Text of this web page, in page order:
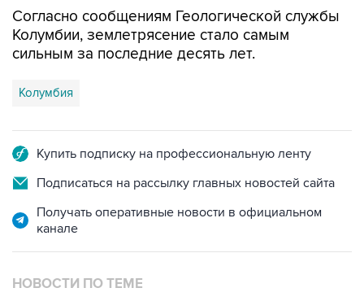
Согласно сообщениям Геологической службы
Колумбии, землетрясение стало самым
сильным за последние десять лет.
Колумбия
Купить подписку на профессиональную ленту
Подписаться на рассылку главных новостей сайта
Получать оперативные новости в официальном
канале
НОВОСТИ ПО ТЕМЕ